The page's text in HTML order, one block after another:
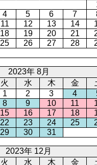
4 5 6 7
11 12 13 14
18 19 20 21
25 26 27 28
2023年 8月
火 水 木 金
1
2 3 4
8 9 10 11
15 16 17 18
22 23 24 25
29 30 31
2023年 12月
火 水 木 金